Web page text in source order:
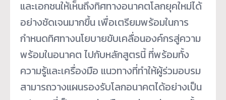
และเอกชนให้เห็นถึงทิศทางอนาคตโลกยุคใหม่ได้
อย่างชัดเจนมากขึ้น เพื่อเตรียมพร้อมในการ
กำหนดทิศทางนโยบายขับเคลื่อนองค์กรสู่ความ
พร้อมในอนาคต ไปกับหลักสูตรนี้ ที่พร้อมทั้ง
ความรู้และเครื่องมือ แนวทางที่ทำให้ผู้ร่วมอบรม
สามารถวางแผนรองรับโลกอนาคตได้อย่างเป็น